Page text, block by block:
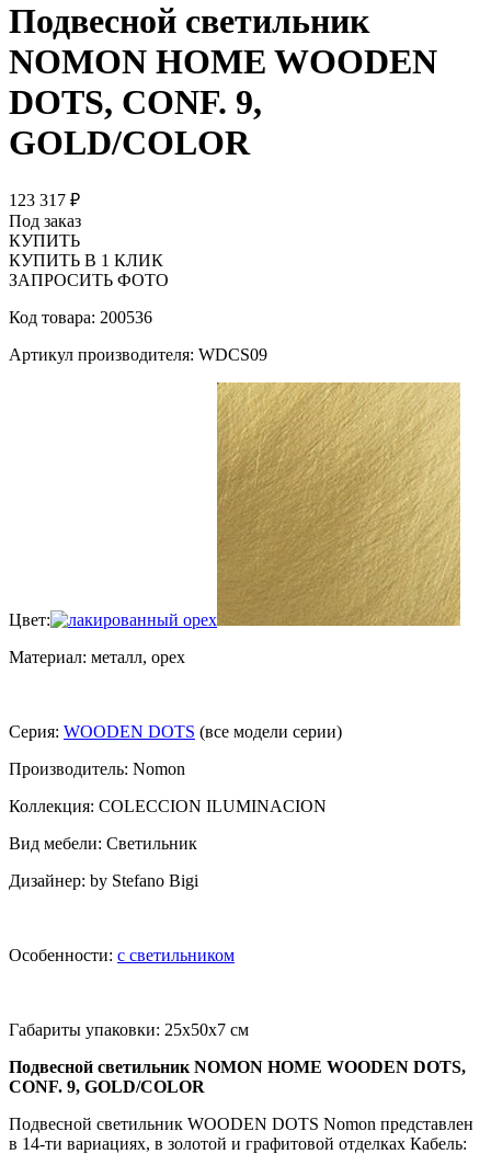
Подвесной светильник
NOMON HOME WOODEN
DOTS, CONF. 9,
GOLD/COLOR
123 317 ₽
Под заказ
КУПИТЬ
КУПИТЬ В 1 КЛИК
ЗАПРОСИТЬ ФОТО
Код товара: 200536
Артикул производителя: WDCS09
Цвет:
Материал: металл, орех
Серия: WOODEN DOTS (все модели серии)
Производитель: Nomon
Коллекция: COLECCION ILUMINACION
Вид мебели: Светильник
Дизайнер: by Stefano Bigi
Особенности: с светильником
Габариты упаковки: 25x50x7 см
Подвесной светильник NOMON HOME WOODEN DOTS,
CONF. 9, GOLD/COLOR
Подвесной светильник WOODEN DOTS Nomon представлен
в 14-ти вариациях, в золотой и графитовой отделках Кабель: